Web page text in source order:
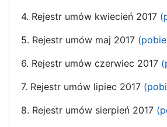
4. Rejestr umów kwiecień 2017
5. Rejestr umów maj 2017
6. Rejestr umów czerwiec 2017
7. Rejestr umów lipiec 2017
8. Rejestr umów sierpień 2017